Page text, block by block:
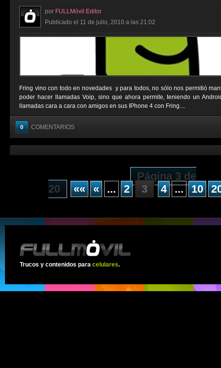
por FULLMóvil Editor
Publicado el 11 de julio, 2010 a las 21:02
Fring vino con todo en novedades y para todos, no sólo nos permitió
poder hacer llamadas Voip, sino que ahora permite, teniendo un
llamadas cara a cara con amigos en sus IPhone 4 con Fring....
0 COMENTARIOS
Página 3 de
20
«« « ... 2 3 4 ... 10
Trucos y contenidos para celulares.